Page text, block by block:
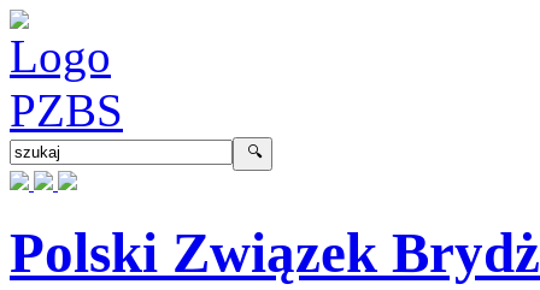
Polski Związek